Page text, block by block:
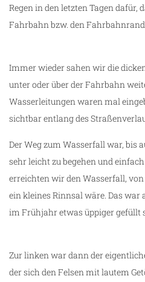
Regen in den letzten Tagen dafür,
Fahrbahn bzw. den
Immer wieder sahen wir die
unter oder über der Fahrbahn
Wasserleitungen waren mal
sichtbar entlang des
Der Weg zum Wasserfall war, bis
sehr leicht zu begehen und
erreichten wir den Wasserfall,
ein kleines Rinnsal wäre. Das war
im Frühjahr etwas üppiger gefüllt
Zur linken war dann der
der sich den Felsen mit lautem